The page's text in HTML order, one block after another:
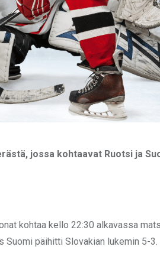
jossa kohtaavat Ruotsi ja
kohtaa kello 22:30 alkavassa
päihitti Slovakian lukemin 5-3.